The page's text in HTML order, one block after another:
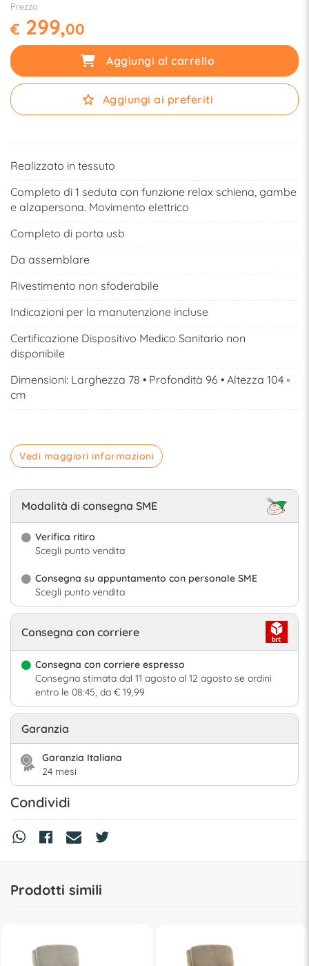
Prezzo
€ 299,00
Aggiungi al carrello
Aggiungi ai preferiti
Realizzato in tessuto
Completo di 1 seduta con funzione relax schiena, gambe
e alzapersona. Movimento elettrico
Completo di porta usb
Da assemblare
Rivestimento non sfoderabile
Indicazioni per la manutenzione incluse
Certificazione Dispositivo Medico Sanitario non
disponibile
Dimensioni: Larghezza 78 • Profondità 96 • Altezza 104 ◦
cm
Vedi maggiori informazioni
Modalità di consegna SME
Verifica ritiro
Scegli punto vendita
Consegna su appuntamento con personale SME
Scegli punto vendita
Consegna con corriere
Consegna con corriere espresso
Consegna stimata dal 11 agosto al 12 agosto se ordini
entro le 08:45, da € 19,99
Garanzia
Garanzia Italiana
24 mesi
Condividi
Prodotti simili